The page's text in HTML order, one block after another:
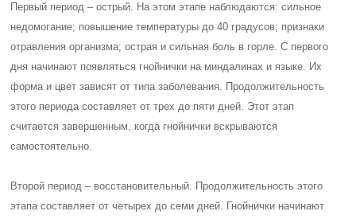
Первый период – острый. На этом этапе наблюдаются: сильное
недомогание; повышение температуры до 40 градусов; признаки
отравления организма; острая и сильная боль в горле. С первого
дня начинают появляться гнойнички на миндалинах и языке. Их
форма и цвет зависят от типа заболевания. Продолжительность
этого периода составляет от трех до пяти дней. Этот этап
считается завершенным, когда гнойнички вскрываются
самостоятельно.
Второй период – восстановительный. Продолжительность этого
этапа составляет от четырех до семи дней. Гнойнички начинают